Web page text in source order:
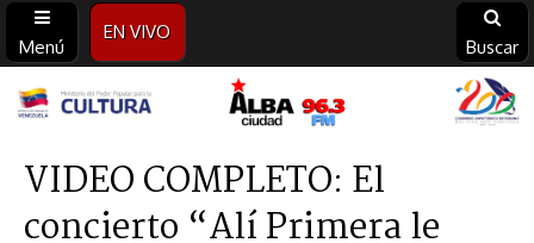
Menú
EN VIVO
Buscar
Alba
Ciudad
VIDEO COMPLETO: El
concierto “Alí Primera le